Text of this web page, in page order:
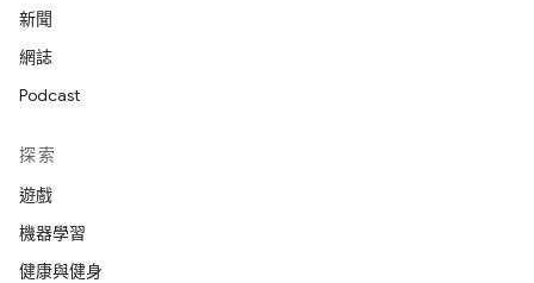
新聞
網誌
Podcast
探索
遊戲
機器學習
健康與健身